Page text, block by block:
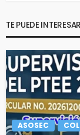
TE PUEDE INTERESAR
ASOSEC